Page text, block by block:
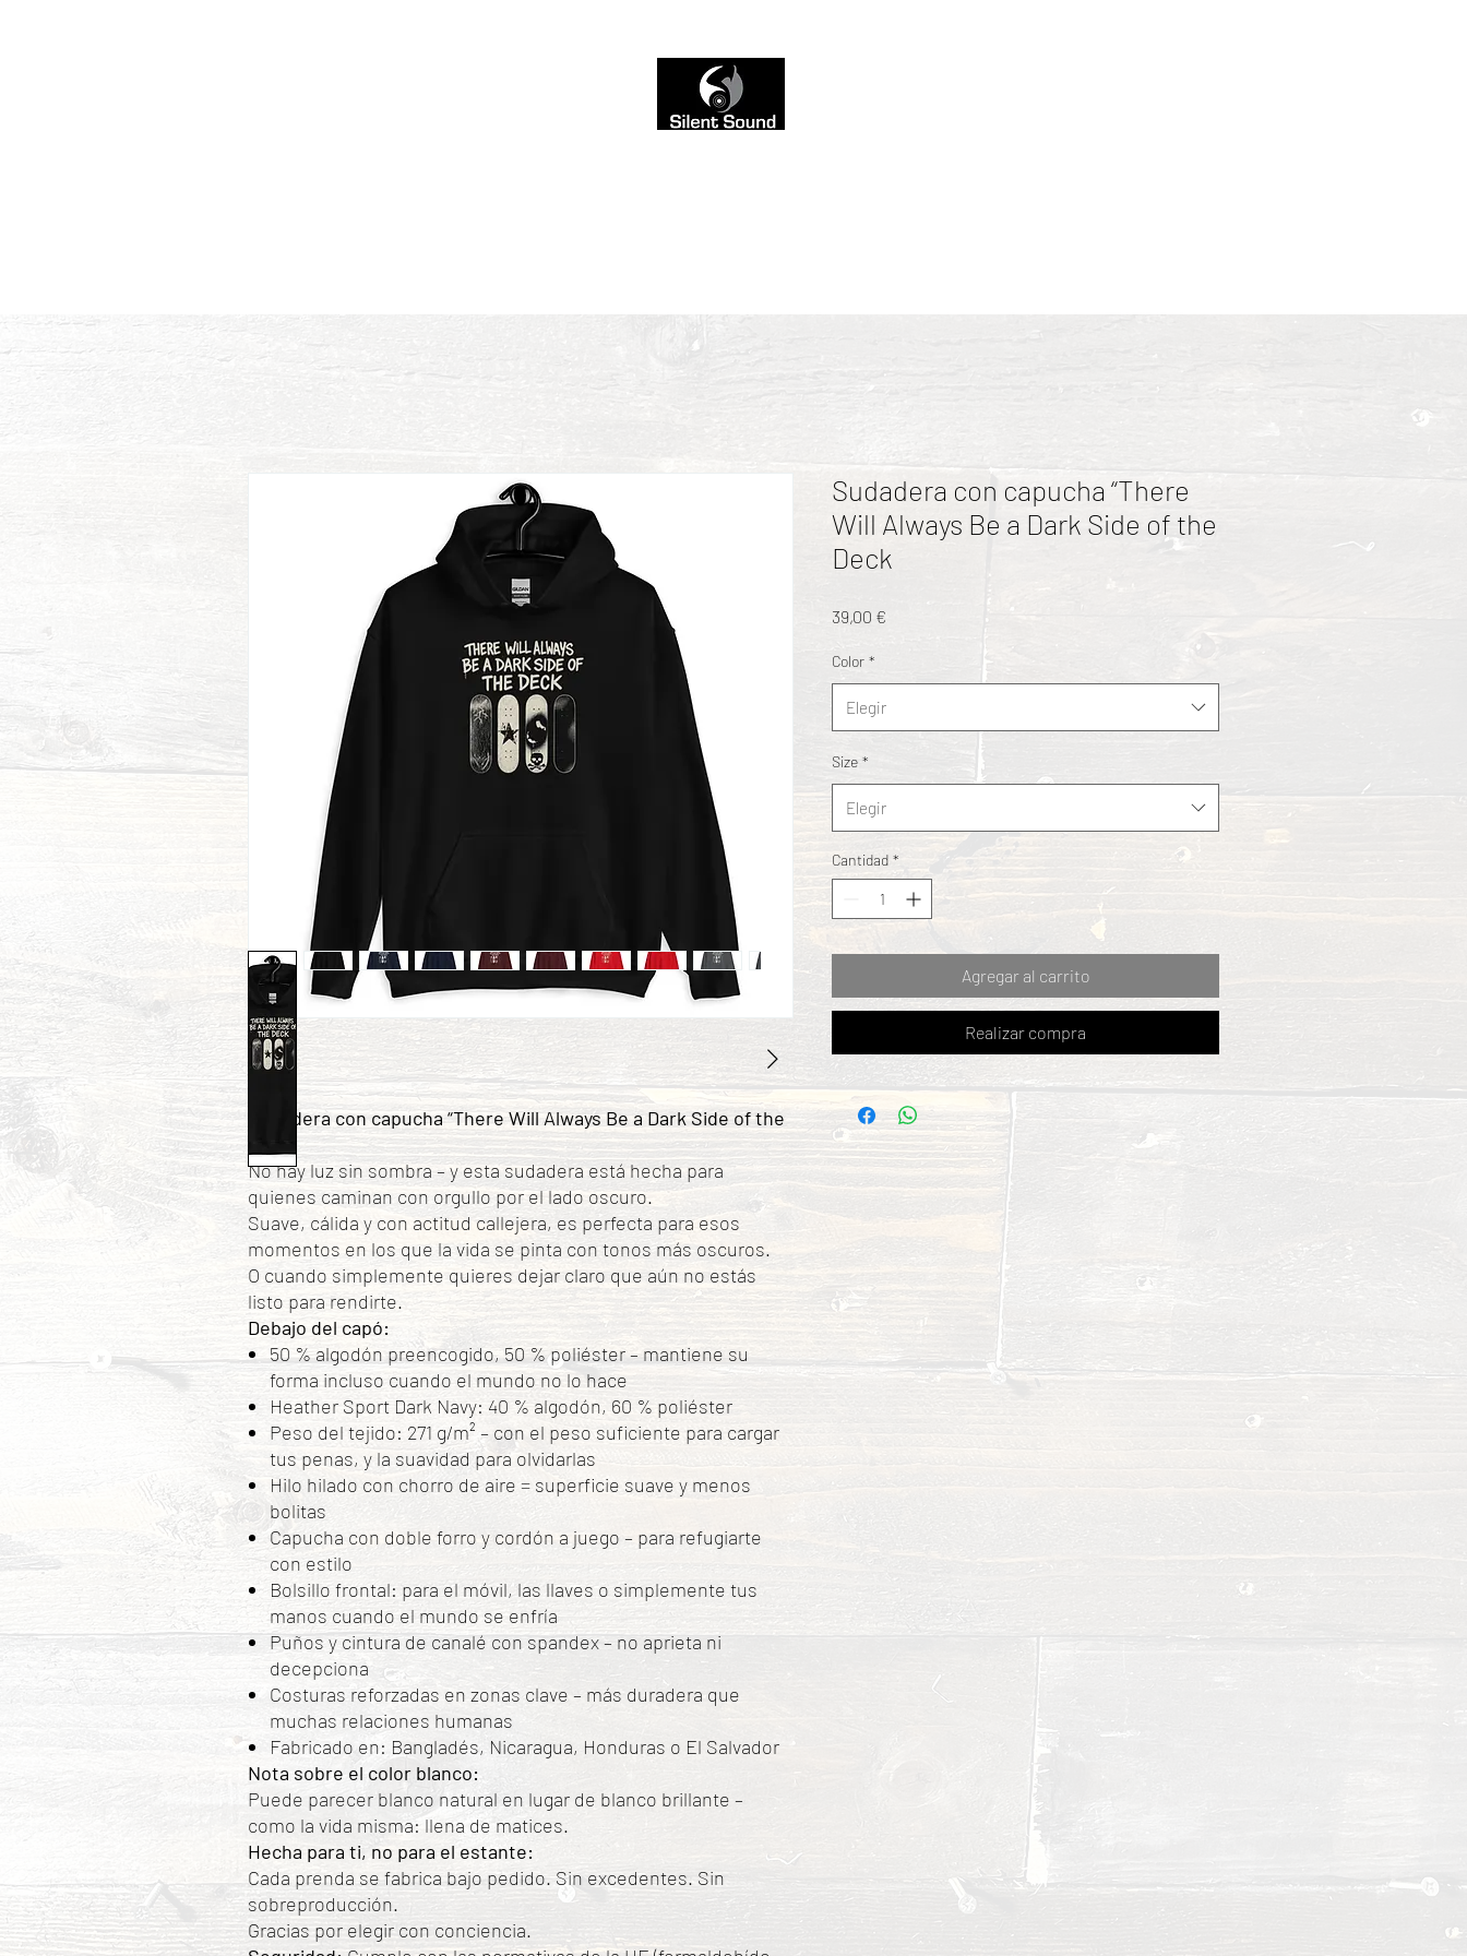
Sudadera con capucha “There Will Always Be a Dark Side of the
No hay luz sin sombra – y esta sudadera está hecha para
quienes caminan con orgullo por el lado oscuro.
Suave, cálida y con actitud callejera, es perfecta para esos
momentos en los que la vida se pinta con tonos más oscuros.
O cuando simplemente quieres dejar claro que aún no estás
listo para rendirte.
Debajo del capó:
50 % algodón preencogido, 50 % poliéster – mantiene su
forma incluso cuando el mundo no lo hace
Heather Sport Dark Navy: 40 % algodón, 60 % poliéster
Peso del tejido: 271 g/m² – con el peso suficiente para cargar
tus penas, y la suavidad para olvidarlas
Hilo hilado con chorro de aire = superficie suave y menos
bolitas
Capucha con doble forro y cordón a juego – para refugiarte
con estilo
Bolsillo frontal: para el móvil, las llaves o simplemente tus
manos cuando el mundo se enfría
Puños y cintura de canalé con spandex – no aprieta ni
decepciona
Costuras reforzadas en zonas clave – más duradera que
muchas relaciones humanas
Fabricado en: Bangladés, Nicaragua, Honduras o El Salvador
Nota sobre el color blanco:
Puede parecer blanco natural en lugar de blanco brillante –
como la vida misma: llena de matices.
Hecha para ti, no para el estante:
Cada prenda se fabrica bajo pedido. Sin excedentes. Sin
sobreproducción.
Gracias por elegir con conciencia.
Sudadera con capucha “There
Will Always Be a Dark Side of the
Deck
39,00 €
Color *
Elegir
Size *
Elegir
Cantidad *
Agregar al carrito
Realizar compra